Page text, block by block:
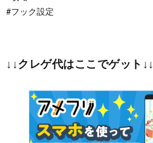
#フック設定
↓↓クレゲ代はここでゲット↓↓